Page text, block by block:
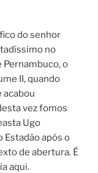
do senhor
no
o
II, quando
acabou
vez fomos
Ugo
Estadão após o
de abertura. É
aqui.